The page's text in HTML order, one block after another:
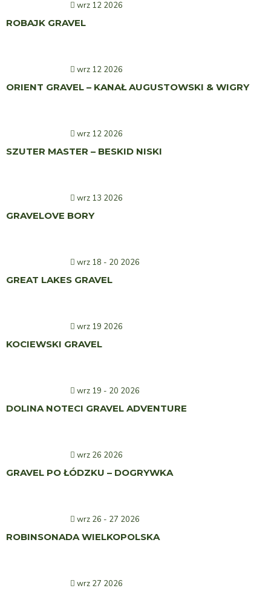
wrz 12 2026
ROBAJK GRAVEL
wrz 12 2026
ORIENT GRAVEL – KANAŁ AUGUSTOWSKI & WIGRY
wrz 12 2026
SZUTER MASTER – BESKID NISKI
wrz 13 2026
GRAVELOVE BORY
wrz 18 - 20 2026
GREAT LAKES GRAVEL
wrz 19 2026
KOCIEWSKI GRAVEL
wrz 19 - 20 2026
DOLINA NOTECI GRAVEL ADVENTURE
wrz 26 2026
GRAVEL PO ŁÓDZKU – DOGRYWKA
wrz 26 - 27 2026
ROBINSONADA WIELKOPOLSKA
wrz 27 2026